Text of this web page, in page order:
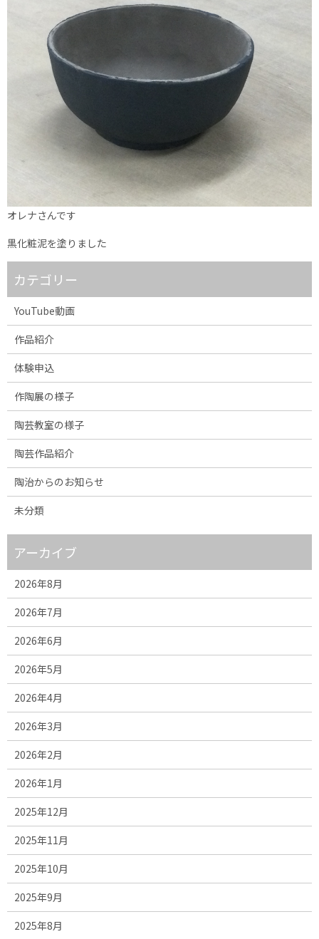
オレナさんです
黒化粧泥を塗りました
カテゴリー
YouTube動画
作品紹介
体験申込
作陶展の様子
陶芸教室の様子
陶芸作品紹介
陶治からのお知らせ
未分類
アーカイブ
2026年8月
2026年7月
2026年6月
2026年5月
2026年4月
2026年3月
2026年2月
2026年1月
2025年12月
2025年11月
2025年10月
2025年9月
2025年8月